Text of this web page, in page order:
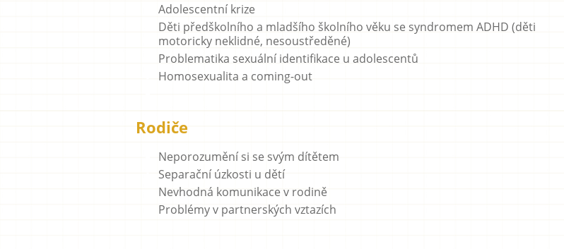
Adolescentní krize
Děti předškolního a mladšího školního věku se syndromem ADHD (děti
motoricky neklidné, nesoustředěné)
Problematika sexuální identifikace u adolescentů
Homosexualita a coming-out
Rodiče
Neporozumění si se svým dítětem
Separační úzkosti u dětí
Nevhodná komunikace v rodině
Problémy v partnerských vztazích